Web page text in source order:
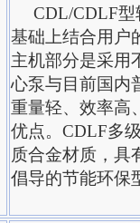
CDL/CDLF型
基础上结合用户
主机部分是采用
心泵与目前国内
重量轻、效率高
优点。CDLF多
质合金材质，具
倡导的节能环保